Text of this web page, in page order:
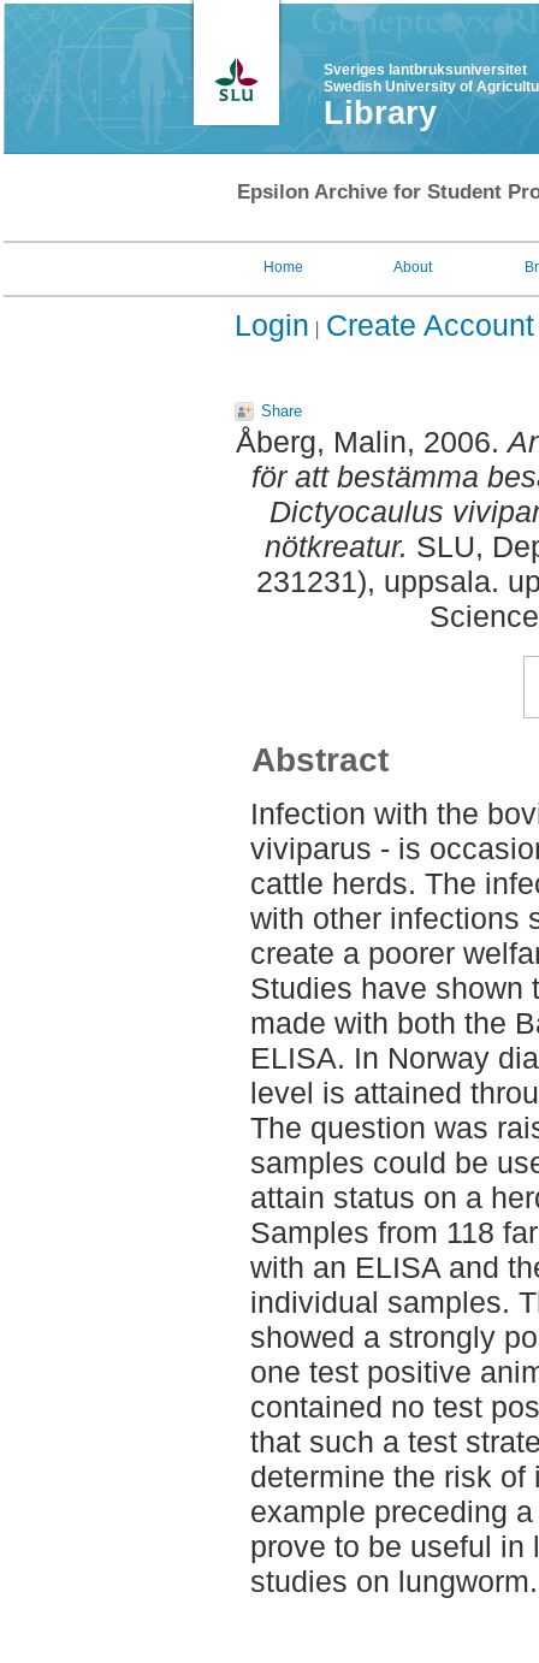
Sveriges lantbruksuniversitet
Swedish University of
Library
Epsilon Archive for Student
Home About
Login Create Account
Share
Åberg, Malin, 2006.
för att bestämma
Dictyocaulus
nötkreatur. SLU,
231231), uppsala.
Abstract
Infection with the
viviparus - is
cattle herds. The
with other infections
create a poorer
Studies have shown
made with both the
ELISA. In Norway
level is attained
The question was
samples could be
attain status on a
Samples from 118
with an ELISA and
individual samples.
showed a strongly
one test positive
contained no test
that such a test
determine the risk of
example preceding
prove to be useful in
studies on lungworm.